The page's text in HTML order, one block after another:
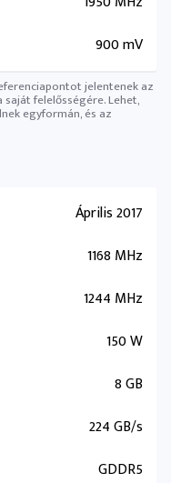
900 mV
jelentenek az
felelősségére. Lehet,
egyformán, és az
Április 2017
1168 MHz
1244 MHz
150 W
8 GB
224 GB/s
GDDR5